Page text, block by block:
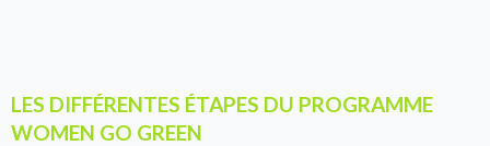
LES DIFFÉRENTES ÉTAPES DU PROGRAMME
WOMEN GO GREEN